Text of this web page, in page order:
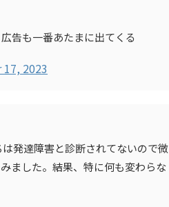
告も一番あたまに出てくる
2023
発達障害と診断されてないので微
ました。結果、特に何も変わらな